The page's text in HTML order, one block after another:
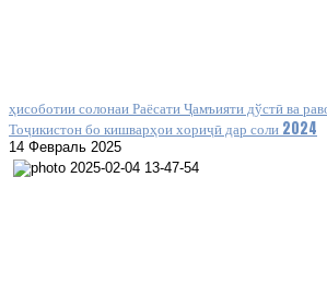
ҳисоботии солонаи Раёсати Ҷамъияти дўстӣ ва
Тоҷикистон бо кишварҳои хориҷӣ дар соли 2024
14 Февраль 2025